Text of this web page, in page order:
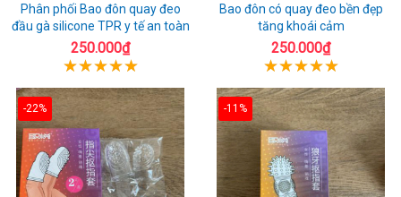
Phân phối Bao đôn quay đeo
đầu gà silicone TPR y tế an toàn
250.000₫
Bao đôn có quay đeo bền đẹp
tăng khoái cảm
250.000₫
-22% -11%